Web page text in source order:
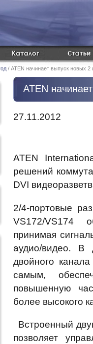
/ ATEN начинает выпуск новых 2
ATEN
27.11.2012
ATEN
решений
DVI
2/4-портовые
VS172/VS174
принимая
аудио/видео. В
двойного
самым,
повышенную
более высокого
Встроенный
позволяет